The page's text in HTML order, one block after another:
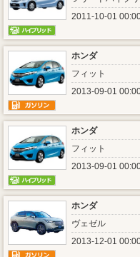
2011-10-01
ホンダ
フィット
2013-09-01
ホンダ
フィット
2013-09-01
ホンダ
ヴェゼル
2013-12-01